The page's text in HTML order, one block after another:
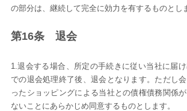
の部分は、継続して完全に効力を有するものとし
第16条 退会
1.退会する場合、所定の手続きに従い当社に届
での退会処理終了後、退会となります。ただし
ったショッピングによる当社との債権債務関係
ないことにあらかじめ同意するものとします。